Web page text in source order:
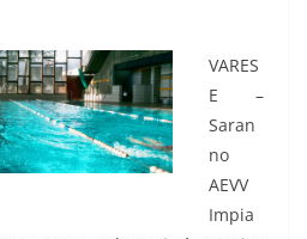
VARES
E –
Saran
no
AEVV
Impia